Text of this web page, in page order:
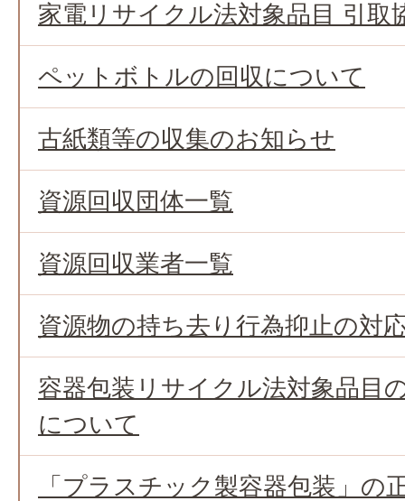
家電リサイクル法対象品目 引取
ペットボトルの回収について
古紙類等の収集のお知らせ
資源回収団体一覧
資源回収業者一覧
資源物の持ち去り行為抑止の対
容器包装リサイクル法対象品目
について
「プラスチック製容器包装」の